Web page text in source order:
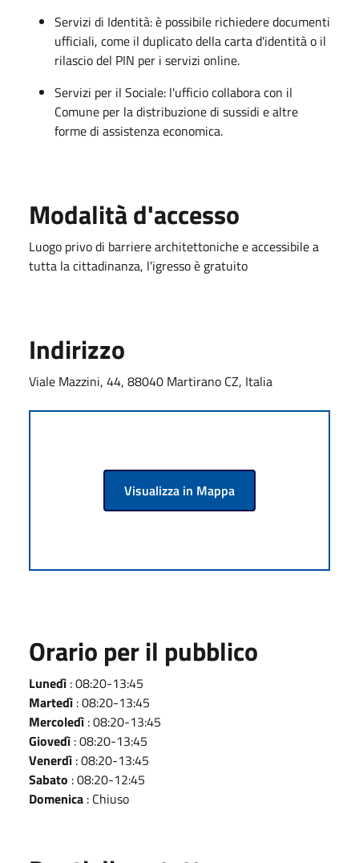
Servizi di Identità: è possibile richiedere documenti
ufficiali, come il duplicato della carta d'identità o il
rilascio del PIN per i servizi online.
Servizi per il Sociale: l'ufficio collabora con il
Comune per la distribuzione di sussidi e altre
forme di assistenza economica.
Modalità d'accesso
Luogo privo di barriere architettoniche e accessibile a
tutta la cittadinanza, l'igresso è gratuito
Indirizzo
Viale Mazzini, 44, 88040 Martirano CZ, Italia
Visualizza in Mappa
Orario per il pubblico
Lunedì : 08:20-13:45
Martedì : 08:20-13:45
Mercoledì : 08:20-13:45
Giovedì : 08:20-13:45
Venerdì : 08:20-13:45
Sabato : 08:20-12:45
Domenica : Chiuso